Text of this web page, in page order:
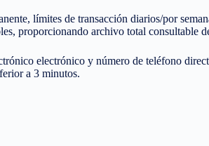
límites de transacción diarios/por
proporcionando archivo total consultable
electrónico y número de teléfono
a 3 minutos.